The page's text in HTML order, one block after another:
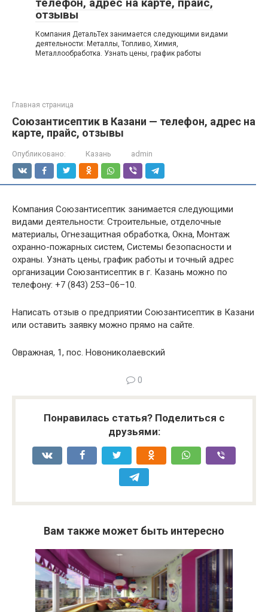
отзывы
Компания ДетальТех занимается следующими видами
деятельности: Металлы, Топливо, Химия,
Металлообработка. Узнать цены, график работы
Главная страница
Союзантисептик в Казани — телефон, адрес на
карте, прайс, отзывы
Опубликовано: Казань admin
Компания Союзантисептик занимается следующими
видами деятельности: Строительные, отделочные
материалы, Огнезащитная обработка, Окна, Монтаж
охранно-пожарных систем, Системы безопасности и
охраны. Узнать цены, график работы и точный адрес
организации Союзантисептик в г. Казань можно по
телефону: +7 (843) 253–06–10.
Написать отзыв о предприятии Союзантисептик в Казани
или оставить заявку можно прямо на сайте.
Овражная, 1, пос. Новониколаевский
0
Понравилась статья? Поделиться с
друзьями:
Вам также может быть интересно